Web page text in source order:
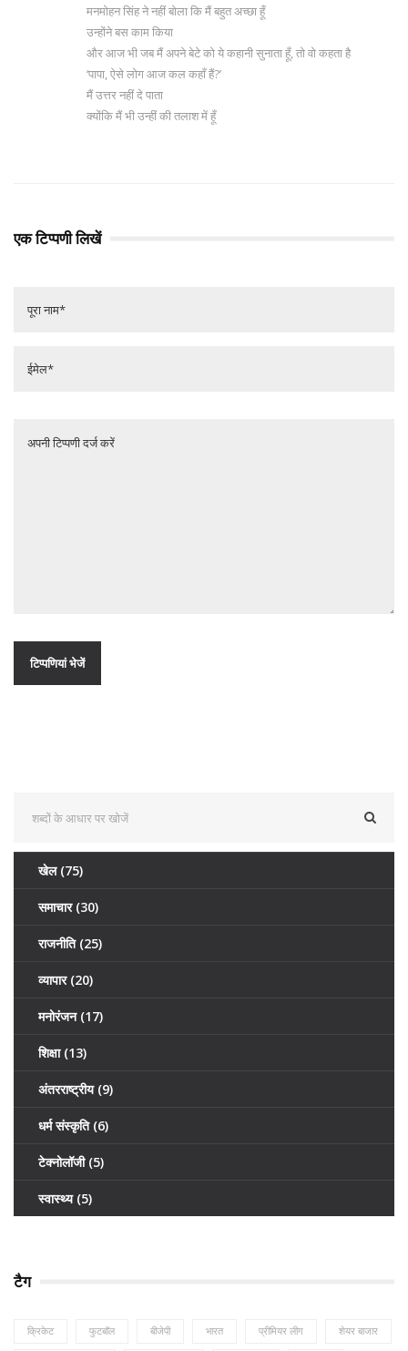
मनमोहन सिंह ने नहीं बोला कि मैं बहुत अच्छा हूँ
उन्होंने बस काम किया
और आज भी जब मैं अपने बेटे को ये कहानी सुनाता हूँ, तो वो कहता है
‘पापा, ऐसे लोग आज कल कहाँ हैं?’
मैं उत्तर नहीं दे पाता
क्योंकि मैं भी उन्हीं की तलाश में हूँ
एक टिप्पणी लिखें
खेल (75)
समाचार (30)
राजनीति (25)
व्यापार (20)
मनोरंजन (17)
शिक्षा (13)
अंतरराष्ट्रीय (9)
धर्म संस्कृति (6)
टेक्नोलॉजी (5)
स्वास्थ्य (5)
टैग
क्रिकेट फुटबॉल बीजेपी भारत प्रीमियर लीग शेयर बाजार